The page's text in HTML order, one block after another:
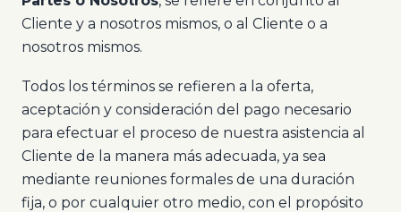
Cliente y a nosotros mismos, o al Cliente o a
nosotros mismos.
Todos los términos se refieren a la oferta,
aceptación y consideración del pago necesario
para efectuar el proceso de nuestra asistencia al
Cliente de la manera más adecuada, ya sea
mediante reuniones formales de una duración
fija, o por cualquier otro medio, con el propósito